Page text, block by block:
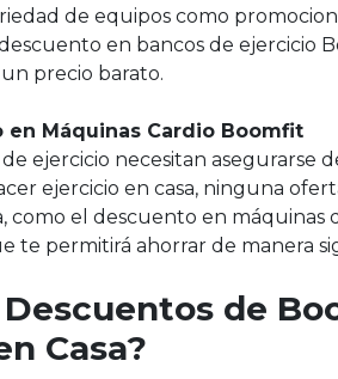
de equipos como
en bancos de ejercicio
precio barato.
en Máquinas Cardio Boomfit
ejercicio necesitan asegurarse
ejercicio en casa, ninguna
como el descuento en
te permitirá ahorrar de manera
Descuentos de
Casa?